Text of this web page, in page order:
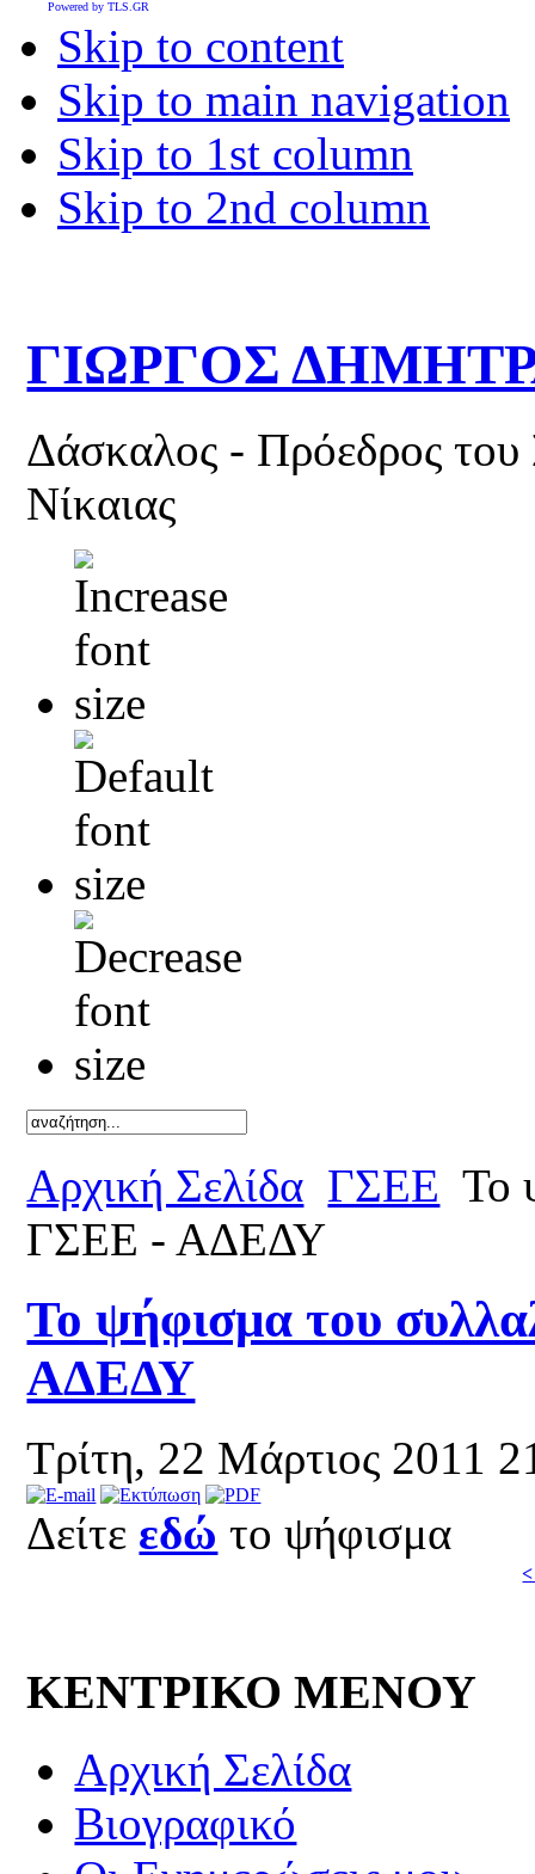
Skip to content
Skip to main navigation
Skip to 1st column
Skip to 2nd column
ΓΙΩΡΓΟΣ
Δάσκαλος - Πρόεδρος
Νίκαιας
Αρχική Σελίδα ΓΣΕΕ Το
ΓΣΕΕ - ΑΔΕΔΥ
Το ψήφισμα του
ΑΔΕΔΥ
Τρίτη, 22 Μάρτιος 2011
Δείτε εδώ το ψήφισμα
ΚΕΝΤΡΙΚΟ ΜΕΝΟΥ
Αρχική Σελίδα
Βιογραφικό
Powered by TLS.GR